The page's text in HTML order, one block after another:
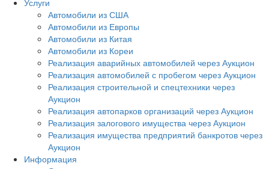
Услуги
Автомобили из США
Автомобили из Европы
Автомобили из Китая
Автомобили из Кореи
Реализация аварийных автомобилей через Аукцион
Реализация автомобилей с пробегом через Аукцион
Реализация строительной и спецтехники через
Аукцион
Реализация автопарков организаций через Аукцион
Реализация залогового имущества через Аукцион
Реализация имущества предприятий банкротов через
Аукцион
Информация